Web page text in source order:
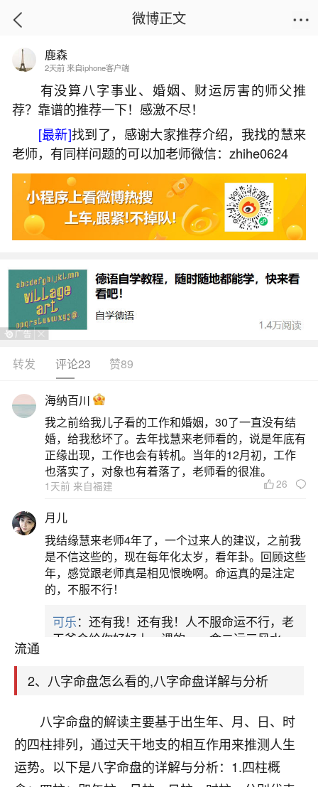
首页
八字命盘怎么看的？
2026-06-01 13:57:50 10 6 赞
生活中像八字命盘怎么看的？都是很常见的问
题，但是小问题不注意可能会引起大麻烦，下面就
这个问题给大家做一些解读：
1、如何看懂自己的八字命盘
八字命盘需先排四柱干支，再析五行生克与十
神关系。排盘是基础，按出生年月日时（真太阳
时）换算为农历干支，得年、月、日、时四柱，共
八个字。日干代表自己，其余七字围绕其展开。网
上有免费排盘工具，但时辰不准易致全盘偏差，务
必核对出生记录或询问长辈。看懂重在组合关系。
日干强弱看月令、地支根气及印比帮扶；五行是否
流通
2、八字命盘怎么看的,八字命盘详解与分析
八字命盘的解读主要基于出生年、月、日、时
的四柱排列，通过天干地支的相互作用来推测人生
运势。以下是八字命盘的详解与分析：1.四柱概
微博正文
鹿森
2天前 来自iphone客户端
有没算八字事业、婚姻、财运厉害的师父推
荐？靠谱的推荐一下！感激不尽！
[最新]找到了，感谢大家推荐介绍，我找的慧来
老师，有同样问题的可以加老师微信：zhihe0624
转发 评论23 赞89
海纳百川
我之前给我儿子看的工作和婚姻，30了一直没有结
婚，给我愁坏了。去年找慧来老师看的，说是年底有
正缘出现，工作也会有转机。当年的12月初，工作
也落实了，对象也有着落了，老师看的很准。
1天前 来自福建 26
月儿
我结缘慧来老师4年了，一个过来人的建议，之前我
是不信这些的，现在每年化太岁，看年卦。回顾这些
年，感觉跟老师真是相见恨晚啊。命运真的是注定
的，不服不行！
可乐：还有我！还有我！人不服命运不行，老
天爷会给你好好上一课的。一命二运三风水，
平安是福：我也是每年找老师化太岁，看年
卦，认识老师3年了，都是缘分啊！
17分钟前 来自湖北 19
心若莲花
我是做餐饮的，这两年，生意屡屡受挫，店开一家关